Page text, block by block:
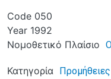
Code 050
Year 1992
Νομοθετικό Πλαίσιο
Κατηγορία Προμήθειες